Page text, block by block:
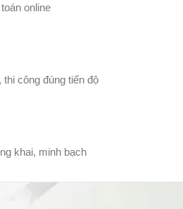
online
thi công đúng tiến độ
khai, minh bạch